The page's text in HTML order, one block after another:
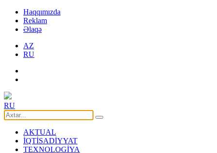
Haqqımızda
Reklam
Əlaqə
AZ
RU
RU
AKTUAL
İQTİSADİYYAT
TEXNOLOGİYA